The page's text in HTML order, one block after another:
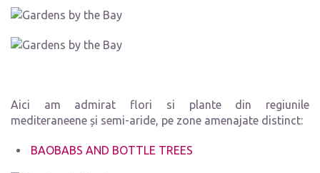
Aici am admirat flori si plante din regiunile
mediteraneene și semi-aride, pe zone amenajate distinct:
BAOBABS AND BOTTLE TREES